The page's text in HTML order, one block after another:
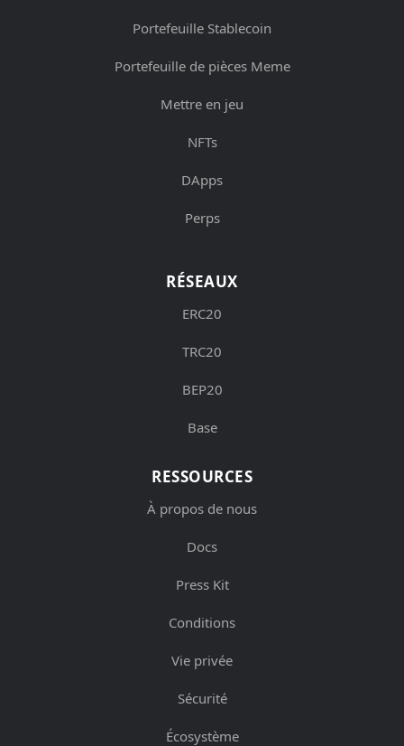
Portefeuille Stablecoin
Portefeuille de pièces Meme
Mettre en jeu
NFTs
DApps
Perps
RÉSEAUX
ERC20
TRC20
BEP20
Base
RESSOURCES
À propos de nous
Docs
Press Kit
Conditions
Vie privée
Sécurité
Écosystème